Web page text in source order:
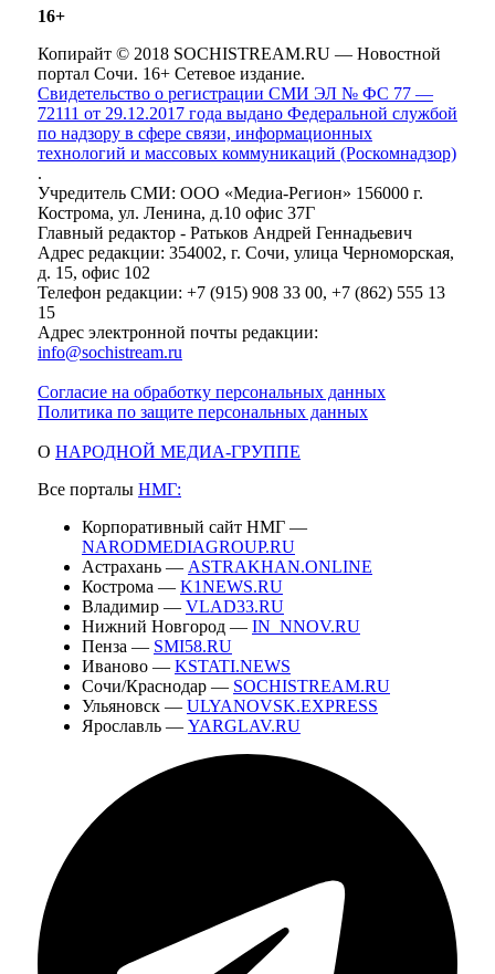
16+
Копирайт © 2018 SOCHISTREAM.RU — Новостной
портал Сочи. 16+ Сетевое издание.
Свидетельство о регистрации СМИ ЭЛ № ФС 77 —
72111 от 29.12.2017 года выдано Федеральной службой
по надзору в сфере связи, информационных
технологий и массовых коммуникаций (Роскомнадзор)
.
Учредитель СМИ: ООО «Медиа-Регион» 156000 г.
Кострома, ул. Ленина, д.10 офис 37Г
Главный редактор - Ратьков Андрей Геннадьевич
Адрес редакции: 354002, г. Сочи, улица Черноморская,
д. 15, офис 102
Телефон редакции: +7 (915) 908 33 00, +7 (862) 555 13
15
Адрес электронной почты редакции:
info@sochistream.ru
Согласие на обработку персональных данных
Политика по защите персональных данных
О НАРОДНОЙ МЕДИА-ГРУППЕ
Все порталы НМГ:
Корпоративный сайт НМГ —
NARODMEDIAGROUP.RU
Астрахань — ASTRAKHAN.ONLINE
Кострома — K1NEWS.RU
Владимир — VLAD33.RU
Нижний Новгород — IN_NNOV.RU
Пенза — SMI58.RU
Иваново — KSTATI.NEWS
Сочи/Краснодар — SOCHISTREAM.RU
Ульяновск — ULYANOVSK.EXPRESS
Ярославль — YARGLAV.RU